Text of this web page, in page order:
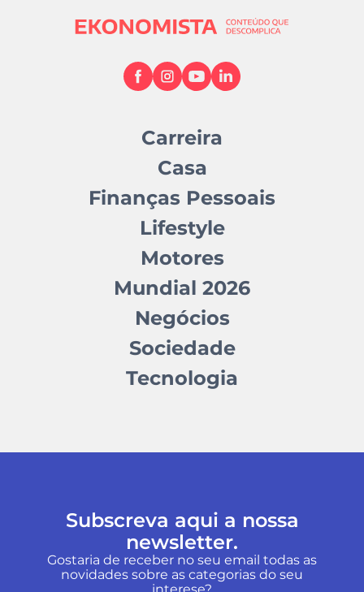
Carreira
Casa
Finanças Pessoais
Lifestyle
Motores
Mundial 2026
Negócios
Sociedade
Tecnologia
Subscreva aqui a nossa
newsletter.
Gostaria de receber no seu email todas as
novidades sobre as categorias do seu